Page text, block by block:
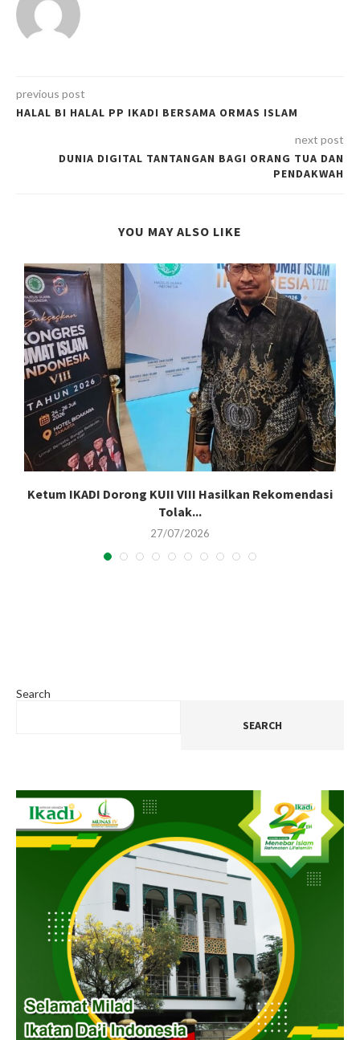
previous post
HALAL BI HALAL PP IKADI BERSAMA ORMAS ISLAM
next post
DUNIA DIGITAL TANTANGAN BAGI ORANG TUA DAN
PENDAKWAH
YOU MAY ALSO LIKE
Ketum IKADI Dorong KUII VIII Hasilkan Rekomendasi
Tolak...
27/07/2026
Search
SEARCH